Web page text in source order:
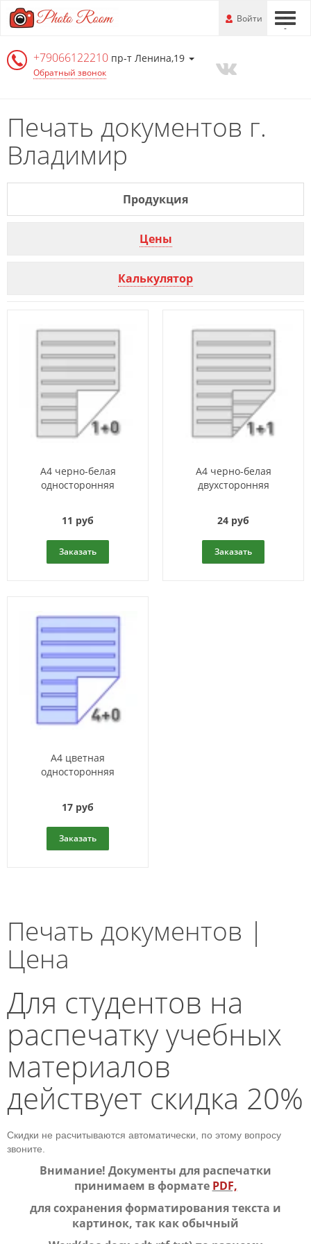
Перейти
к
информации
---
Войти
+79066122210 пр-т Ленина,19
Обратный звонок
Печать документов г.
Владимир
Продукция
Цены
Калькулятор
А4 черно-белая
односторонняя
11 руб
Заказать
А4 черно-белая
двухсторонняя
24 руб
Заказать
А4 цветная
односторонняя
17 руб
Заказать
Печать документов |
Цена
Для студентов на
распечатку учебных
материалов
действует скидка 20%
Скидки не расчитываются автоматически, по этому вопросу
звоните.
Внимание! Документы для распечатки
принимаем в формате PDF,
для сохранения форматированиятекста и
картинок, так как обычный